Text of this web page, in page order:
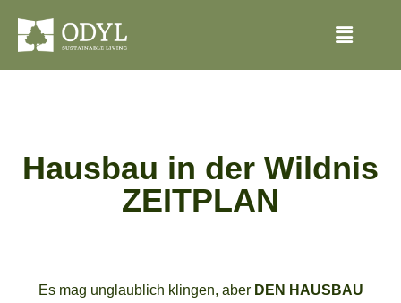
Hausbau in der Wildnis
ZEITPLAN
Es mag unglaublich klingen, aberDEN HAUSBAU